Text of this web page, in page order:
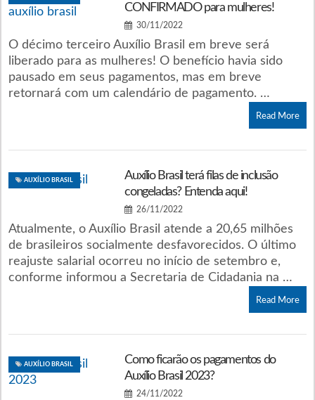
CONFIRMADO para mulheres!
30/11/2022
O décimo terceiro Auxílio Brasil em breve será
liberado para as mulheres! O benefício havia sido
pausado em seus pagamentos, mas em breve
retornará com um calendário de pagamento. …
Read More
AUXÍLIO BRASIL
Auxílio Brasil terá filas de inclusão
congeladas? Entenda aqui!
26/11/2022
Atualmente, o Auxílio Brasil atende a 20,65 milhões
de brasileiros socialmente desfavorecidos. O último
reajuste salarial ocorreu no início de setembro e,
conforme informou a Secretaria de Cidadania na …
Read More
AUXÍLIO BRASIL
Como ficarão os pagamentos do
Auxílio Brasil 2023?
24/11/2022